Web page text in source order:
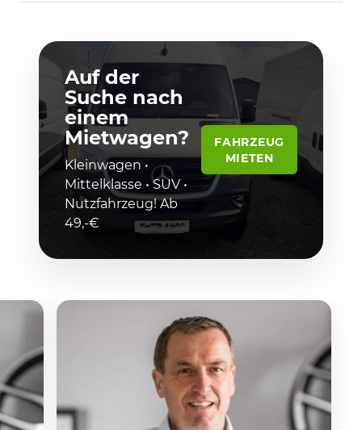
Auf der
Suche nach
einem
Mietwagen?
Kleinwagen •
Mittelklasse • SUV •
Nutzfahrzeug! Ab
49,-€
FAHRZEUG
MIETEN